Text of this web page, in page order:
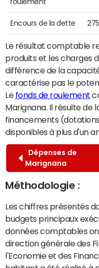
Encours de la dette
Le résultat comptable
produits et les charges
différence de la
caractérise pas le
Le fonds de roulement
Marignana. Il résulte de
financements
disponibles à plus d'un
Dépenses de
Marignana
Méthodologie :
Les chiffres présentés
budgets principaux
données comptables
direction générale des
l'Economie et des